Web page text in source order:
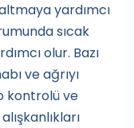
yardımcı
sıcak
olur. Bazı
ve ağrıyı
kontrolü ve